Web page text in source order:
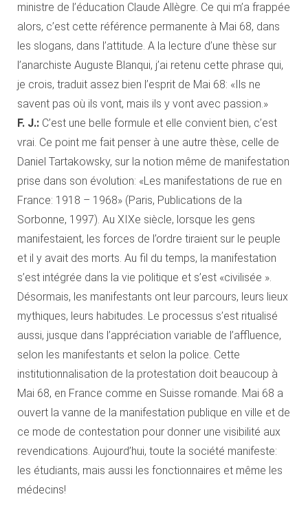
ministre de l’éducation Claude Allègre. Ce qui m’a frappée
alors, c’est cette référence permanente à Mai 68, dans
les slogans, dans l’attitude. A la lecture d’une thèse sur
l’anarchiste Auguste Blanqui, j’ai retenu cette phrase qui,
je crois, traduit assez bien l’esprit de Mai 68: «Ils ne
savent pas où ils vont, mais ils y vont avec passion.»
F. J.: C’est une belle formule et elle convient bien, c’est
vrai. Ce point me fait penser à une autre thèse, celle de
Daniel Tartakowsky, sur la notion même de manifestation
prise dans son évolution: «Les manifestations de rue en
France: 1918 – 1968» (Paris, Publications de la
Sorbonne, 1997). Au XIXe siècle, lorsque les gens
manifestaient, les forces de l’ordre tiraient sur le peuple
et il y avait des morts. Au fil du temps, la manifestation
s’est intégrée dans la vie politique et s’est «civilisée ».
Désormais, les manifestants ont leur parcours, leurs lieux
mythiques, leurs habitudes. Le processus s’est ritualisé
aussi, jusque dans l’appréciation variable de l’affluence,
selon les manifestants et selon la police. Cette
institutionnalisation de la protestation doit beaucoup à
Mai 68, en France comme en Suisse romande. Mai 68 a
ouvert la vanne de la manifestation publique en ville et de
ce mode de contestation pour donner une visibilité aux
revendications. Aujourd’hui, toute la société manifeste:
les étudiants, mais aussi les fonctionnaires et même les
médecins!